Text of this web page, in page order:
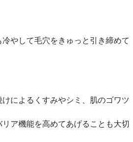
やして毛穴をきゅっと引き締めて
によるくすみやシミ、肌のゴワツ
ア機能を高めてあげることも大切